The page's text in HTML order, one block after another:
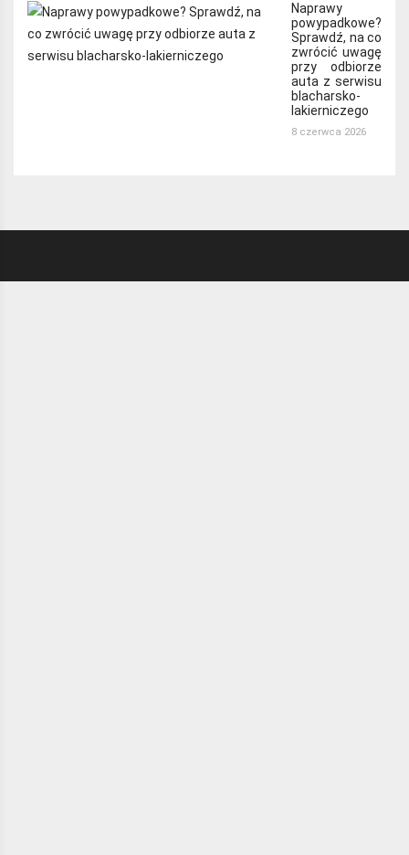
Naprawy
powypadkowe?
Sprawdź, na co
zwrócić uwagę
przy odbiorze
auta z serwisu
blacharsko-
lakierniczego
8 czerwca 2026